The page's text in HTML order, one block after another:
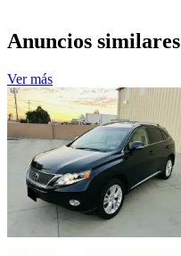
Anuncios similares
Ver más